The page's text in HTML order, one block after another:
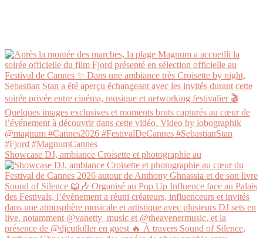
Showcase DJ, ambiance Croisette et photographie au